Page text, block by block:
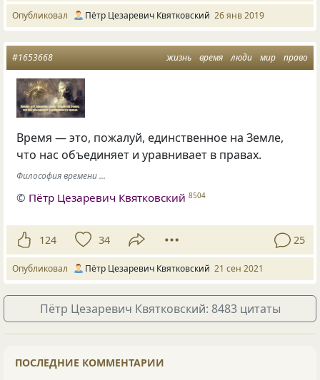
Опубликовал Пётр Цезаревич Квятковский 26 янв 2019
жизнь время люди мир право
#1653668
Время — это, пожалуй, единственное на Земле,
что нас объединяет и уравнивает в правах.
Философия времени ...
© Пётр Цезаревич Квятковский 8504
124 34 25
Опубликовал Пётр Цезаревич Квятковский 21 сен 2021
Пётр Цезаревич Квятковский: 8483 цитаты
ПОСЛЕДНИЕ КОММЕНТАРИИ